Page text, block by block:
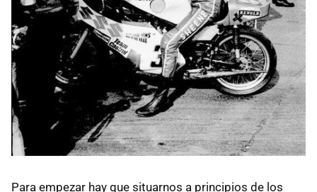
Para empezar hay que situarnos a principios de los